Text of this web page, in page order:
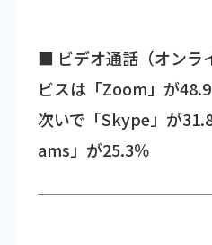
■ ビデオ通話（オンラ
ビスは「Zoom」が
次いで「Skype」が
ams」が25.3％